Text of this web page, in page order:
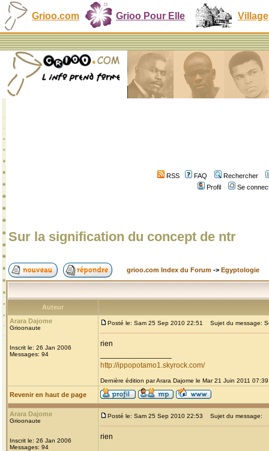
Grioo.com Grioo Pour Elle Village
RSS FAQ
Rechercher
Profil
Se
Sur la signification du concept de ntr
grioo.com Index du Forum -> Egyptologie
Auteur
Arara Dajome
Grioonaute
Inscrit le: 26 Jan 2006
Messages: 94
Posté le: Sam 25 Sep 2010 22:51 Sujet du message:
rien
http://ippopotamo1.skyrock.com/
Dernière édition par Arara Dajome le Mar 21 Juin 2011
Revenir en haut de page
Arara Dajome
Grioonaute
Inscrit le: 26 Jan 2006
Messages: 94
Posté le: Sam 25 Sep 2010 22:53 Sujet du message:
rien